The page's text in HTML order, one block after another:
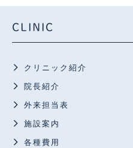
CLINIC
クリニック紹介
院長紹介
外来担当表
施設案内
各種費用